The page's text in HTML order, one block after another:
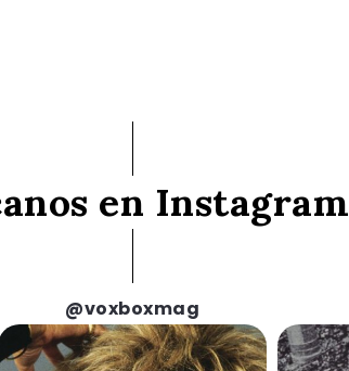
en Instagram
@voxboxmag